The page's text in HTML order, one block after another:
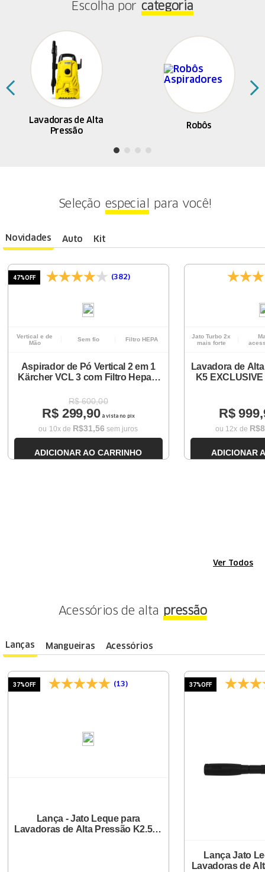
Escolha por categoria
Lavadoras de Alta
Pressão
Robôs
Seleção especial para você!
Novidades Auto Kit
(382)
Vertical e de
Mão
Sem fio Filtro HEPA
Aspirador de Pó Vertical 2 em 1
Kärcher VCL 3 com Filtro Hepa e
47%OFF
R$ 600,00
R$ 299,90 à vista no pix
ou 10x de R$31,56 sem juros
ADICIONAR AO CARRINHO
Jato Turbo 2x
mais forte
Lavadora de
K5
R$ 999,
ou 12x de R$
ADICIONAR
Ver Todos
Acessórios de alta pressão
Lanças Mangueiras Acessórios
(13)
Lança - Jato Leque para
Lavadoras de Alta Pressão K2.500
37%OFF
Lança Jato
Lavadoras de
37%OFF